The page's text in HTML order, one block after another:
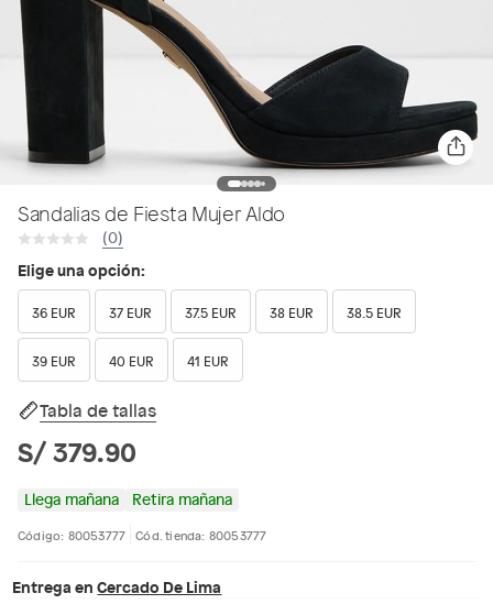
Sandalias de Fiesta Mujer Aldo
(0)
Elige una opción:
36 EUR 37 EUR 37.5 EUR 38 EUR 38.5 EUR
39 EUR 40 EUR 41 EUR
Tabla de tallas
S/ 379.90
Llega mañana Retira mañana
Código: 80053777 Cód. tienda: 80053777
Entrega en Cercado De Lima